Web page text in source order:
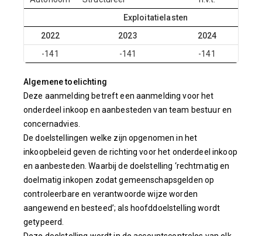
Exploitatielasten
2022
2023 2024
-141
-141 -141
Algemene toelichting
Deze aanmelding betreft een aanmelding voor het
onderdeel inkoop en aanbesteden van team bestuur en
concernadvies.
De doelstellingen welke zijn opgenomen in het
inkoopbeleid geven de richting voor het onderdeel inkoop
en aanbesteden. Waarbij de doelstelling ‘rechtmatig en
doelmatig inkopen zodat gemeenschapsgelden op
controleerbare en verantwoorde wijze worden
aangewend en besteed’; als hoofddoelstelling wordt
getypeerd.